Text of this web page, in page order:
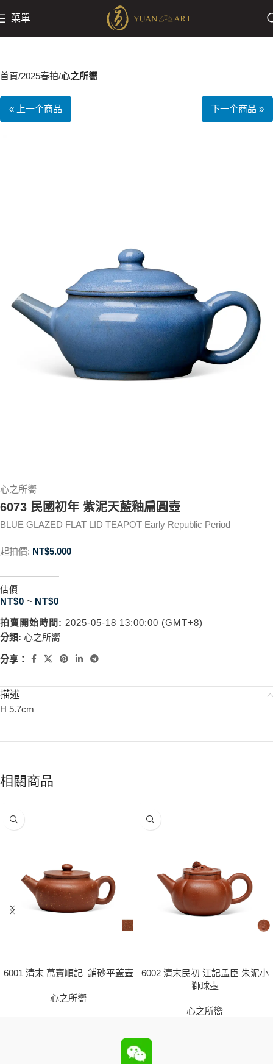
菜單
首頁 2025春拍 心之所嚮
« 上一个商品 下一个商品 »
心之所嚮
6073 民國初年 紫泥天藍釉扁圓壺
BLUE GLAZED FLAT LID TEAPOT Early Republic Period
起拍價: NT$5.000
估價
NT$0 ~ NT$0
拍賣開始時間: 2025-05-18 13:00:00 (GMT+8)
分類: 心之所嚮
分享：
描述
H 5.7cm
相關商品
6001 清末 萬寶順記 鋪砂平蓋壺
心之所嚮
6002 清末民初 江記孟臣 朱泥小
獅球壺
心之所嚮